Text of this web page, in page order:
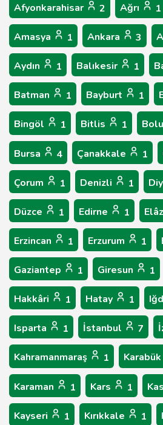
Afyonkarahisar 2 Ağrı 1
Amasya 1 Ankara 3
Aydın 1 Balıkesir 1
Batman 1 Bayburt 1
Bingöl 1 Bitlis 1 Bolu
Bursa 4 Çanakkale 1
Çorum 1 Denizli 1
Düzce 1 Edirne 1
Erzincan 1 Erzurum 1
Gaziantep 1 Giresun 1
Hakkâri 1 Hatay 1
Isparta 1 İstanbul 7
Kahramanmaraş 1 Karabük
Karaman 1 Kars 1
Kayseri 1 Kırıkkale 1